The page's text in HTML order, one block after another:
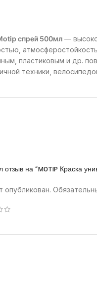
спрей 500мл —
пластиковым и др.
техники,
отзыв на “MOTIP Краска
опубликован.